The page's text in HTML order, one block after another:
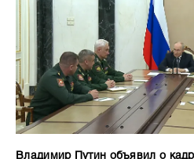
Владимир Путин объявил о